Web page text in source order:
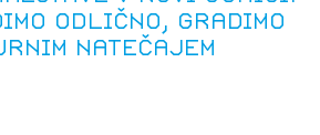
odlično, gradimo
natečajem